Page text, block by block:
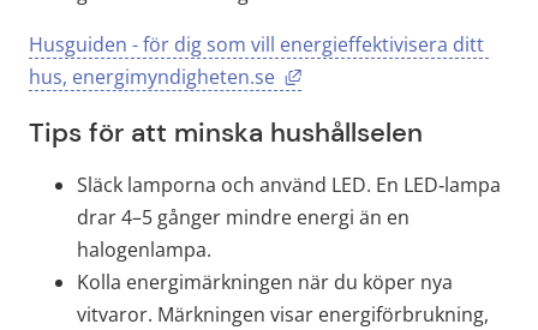
Husguiden - för dig som vill energieffektivisera ditt
hus, energimyndigheten.se
Länk till annan
Tips för att minska hushållselen
Släck lamporna och använd LED. En LED‑lampa
drar 4–5 gånger mindre energi än en
halogenlampa.
Kolla energimärkningen när du köper nya
vitvaror. Märkningen visar energiförbrukning,